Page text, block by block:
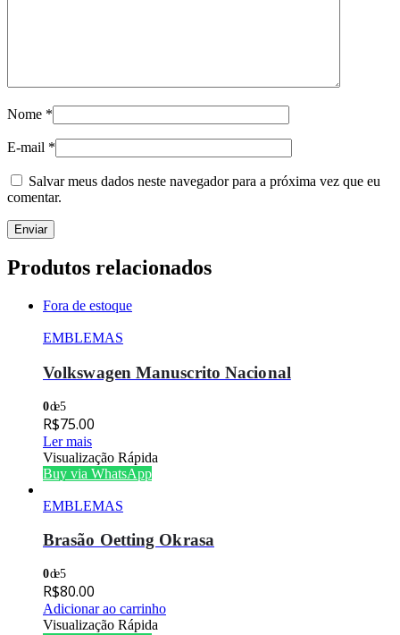
Nome *
E-mail *
Salvar meus dados neste navegador para a próxima vez que eu
comentar.
Produtos relacionados
Fora de estoque
EMBLEMAS
Volkswagen Manuscrito Nacional
0de 5
R$75.00
Ler mais
Visualização Rápida
Buy via WhatsApp
EMBLEMAS
Brasão Oetting Okrasa
0de 5
R$80.00
Adicionar ao carrinho
Visualização Rápida